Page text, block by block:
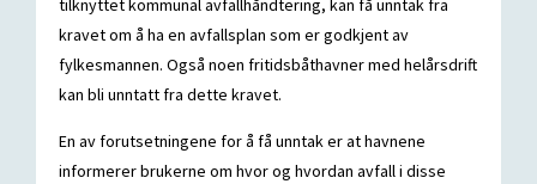
tilknyttet kommunal avfallhåndtering, kan få unntak fra
kravet om å ha en avfallsplan som er godkjent av
fylkesmannen. Også noen fritidsbåthavner med helårsdrift
kan bli unntatt fra dette kravet.
En av forutsetningene for å få unntak er at havnene
informerer brukerne om hvor og hvordan avfall i disse